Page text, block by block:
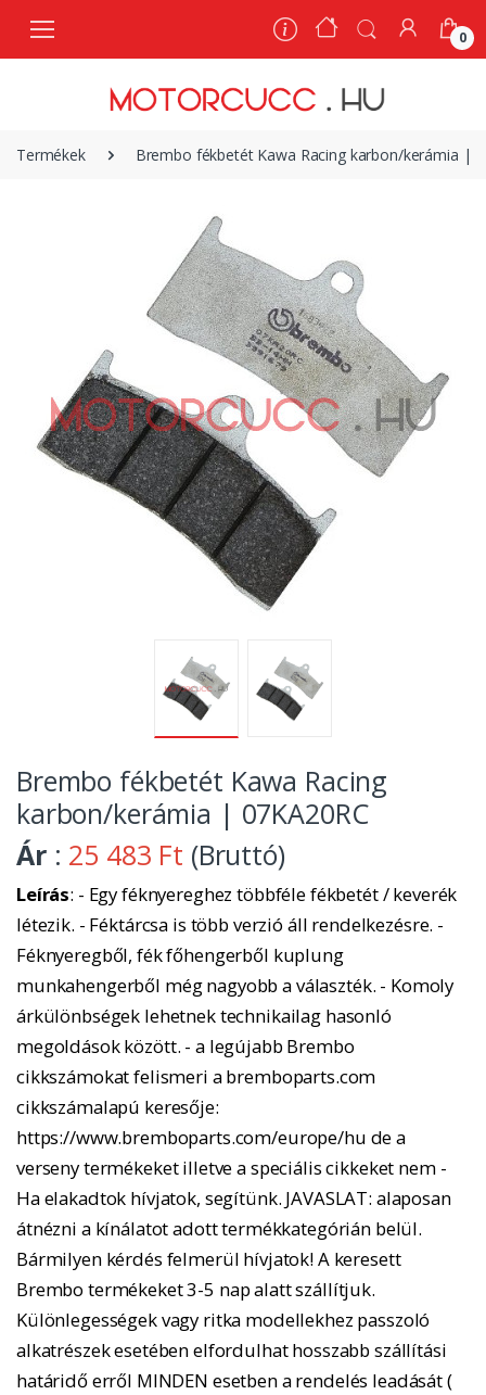
0
Termékek Brembo fékbetét Kawa Racing karbon/kerámia |
Brembo fékbetét Kawa Racing
karbon/kerámia | 07KA20RC
Ár : 25 483 Ft (Bruttó)
Leírás: - Egy féknyereghez többféle fékbetét / keverék
létezik. - Féktárcsa is több verzió áll rendelkezésre. -
Féknyeregből, fék főhengerből kuplung
munkahengerből még nagyobb a választék. - Komoly
árkülönbségek lehetnek technikailag hasonló
megoldások között. - a legújabb Brembo
cikkszámokat felismeri a bremboparts.com
cikkszámalapú keresője:
https://www.bremboparts.com/europe/hu de a
verseny termékeket illetve a speciális cikkeket nem -
Ha elakadtok hívjatok, segítünk. JAVASLAT: alaposan
átnézni a kínálatot adott termékkategórián belül.
Bármilyen kérdés felmerül hívjatok! A keresett
Brembo termékeket 3-5 nap alatt szállítjuk.
Különlegességek vagy ritka modellekhez passzoló
alkatrészek esetében elfordulhat hosszabb szállítási
határidő erről MINDEN esetben a rendelés leadását (
0